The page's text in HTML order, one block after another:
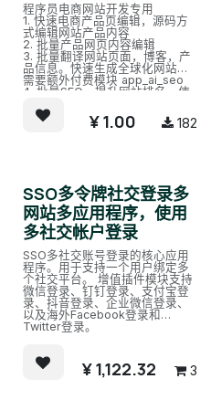
程序员电商网站开发专用
1. 快速电商产品页编辑，源码方
式编辑网站产品内容
2. 批量产品网页内容编辑
3. 批量翻译网站页面，博客，产
品信息。快速生成全球化网站，
需要额外付费模块 app_ai_seo
4. 批量SEO，提升网站排名。使
付费模块 app_ai_seo
11. 多语言支持，多公司支持
¥1.00 182
SSO多令牌社交登录多
网站多应用程序，使用
多社交帐户登录
SSO多社交账号登录的核心应用
程序。用于支持一个用户绑定多
个社交平台。 增值插件模块支持
微信登录、钉钉登录、支付宝登
录、抖音登录、企业微信登录、
以及海外Facebook登录和
Twitter登录。
¥1,122.32 3